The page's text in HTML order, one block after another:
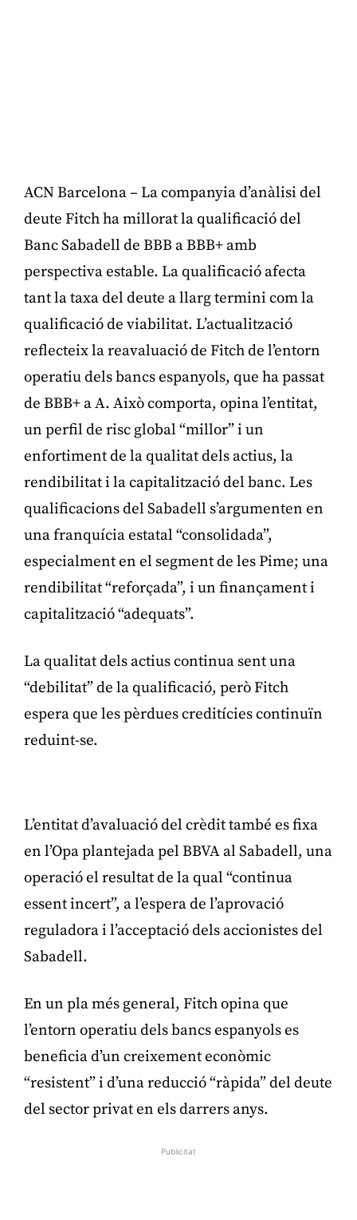
ACN Barcelona – La companyia d’anàlisi del
deute Fitch ha millorat la qualificació del
Banc Sabadell de BBB a BBB+ amb
perspectiva estable. La qualificació afecta
tant la taxa del deute a llarg termini com la
qualificació de viabilitat. L’actualització
reflecteix la reavaluació de Fitch de l’entorn
operatiu dels bancs espanyols, que ha passat
de BBB+ a A. Això comporta, opina l’entitat,
un perfil de risc global “millor” i un
enfortiment de la qualitat dels actius, la
rendibilitat i la capitalització del banc. Les
qualificacions del Sabadell s’argumenten en
una franquícia estatal “consolidada”,
especialment en el segment de les Pime; una
rendibilitat “reforçada”, i un finançament i
capitalització “adequats”.
La qualitat dels actius continua sent una
“debilitat” de la qualificació, però Fitch
espera que les pèrdues creditícies continuïn
reduint-se.
L’entitat d’avaluació del crèdit també es fixa
en l’Opa plantejada pel BBVA al Sabadell, una
operació el resultat de la qual “continua
essent incert”, a l’espera de l’aprovació
reguladora i l’acceptació dels accionistes del
Sabadell.
En un pla més general, Fitch opina que
l’entorn operatiu dels bancs espanyols es
beneficia d’un creixement econòmic
“resistent” i d’una reducció “ràpida” del deute
del sector privat en els darrers anys.
Publicitat